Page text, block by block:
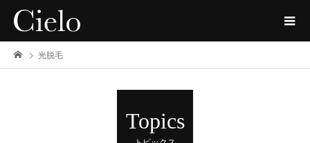
光脱毛
Topics